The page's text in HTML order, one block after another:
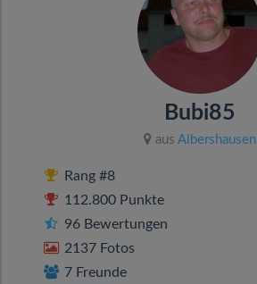
Bubi85
aus Albershausen
Rang #8
112.800 Punkte
96 Bewertungen
2137 Fotos
7 Freunde